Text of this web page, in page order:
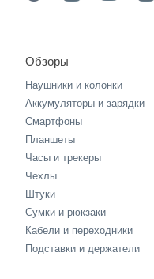
Обзоры
Наушники и колонки
Аккумуляторы и зарядки
Смартфоны
Планшеты
Часы и трекеры
Чехлы
Штуки
Сумки и рюкзаки
Кабели и переходники
Подставки и держатели